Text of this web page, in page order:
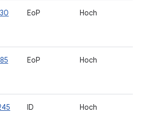
EoP Hoch
EoP Hoch
ID Hoch